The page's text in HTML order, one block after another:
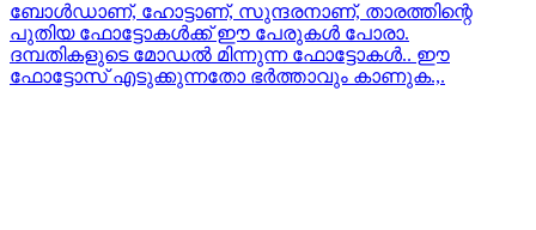
ബോൾഡാണ്, ഹോട്ടാണ്, സുന്ദരനാണ്, താരത്തിന്റെ
പുതിയ ഫോട്ടോകൾക്ക് ഈ പേരുകൾ പോരാ.
ദമ്പതികളുടെ മോഡൽ മിന്നുന്ന ഫോട്ടോകൾ.. ഈ
ഫോട്ടോസ് എടുക്കുന്നതോ ഭര്‍ത്താവും കാണുക.,.